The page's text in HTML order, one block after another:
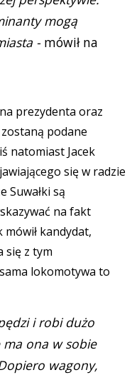
mogą
- mówił na
prezydenta oraz
podane
natomiast Jacek
się w radzie
Suwałki są
na fakt
kandydat,
się z tym
lokomotywa to
i robi dużo
ma ona w sobie
wagony,